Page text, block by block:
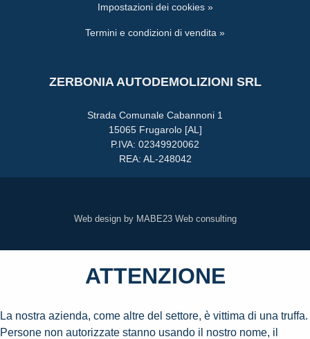
Impostazioni dei cookies »
Termini e condizioni di vendita »
ZERBONIA AUTODEMOLIZIONI SRL
Strada Comunale Cabannoni 1
15065 Frugarolo [AL]
P.IVA: 02349920062
REA: AL-248042
Web design by MABE23 Web consulting
ATTENZIONE
La nostra azienda, come altre del settore, è vittima di una truffa.
Persone non autorizzate stanno usando il nostro nome, il